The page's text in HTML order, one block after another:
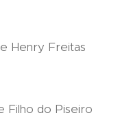
Henry Freitas
Filho do Piseiro